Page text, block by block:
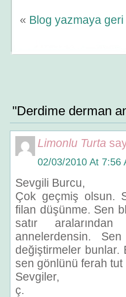
« Blog yazmaya
"Derdime derman
Limonlu Turta
02/03/2010 At 7:56
Sevgili Burcu,
Çok geçmiş olsun.
filan düşünme. Sen
satır
annelerdensin.
değiştirmeler bunlar.
sen gönlünü ferah tut
Sevgiler,
ç.